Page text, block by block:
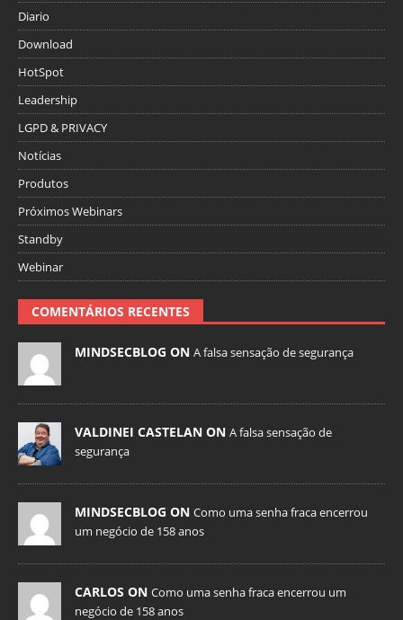
Diario
Download
HotSpot
Leadership
LGPD & PRIVACY
Notícias
Produtos
Próximos Webinars
Standby
Webinar
COMENTÁRIOS RECENTES
MINDSECBLOG ON A falsa sensação de segurança
VALDINEI CASTELAN ON A falsa sensação de
segurança
MINDSECBLOG ON Como uma senha fraca encerrou
um negócio de 158 anos
CARLOS ON Como uma senha fraca encerrou um
negócio de 158 anos